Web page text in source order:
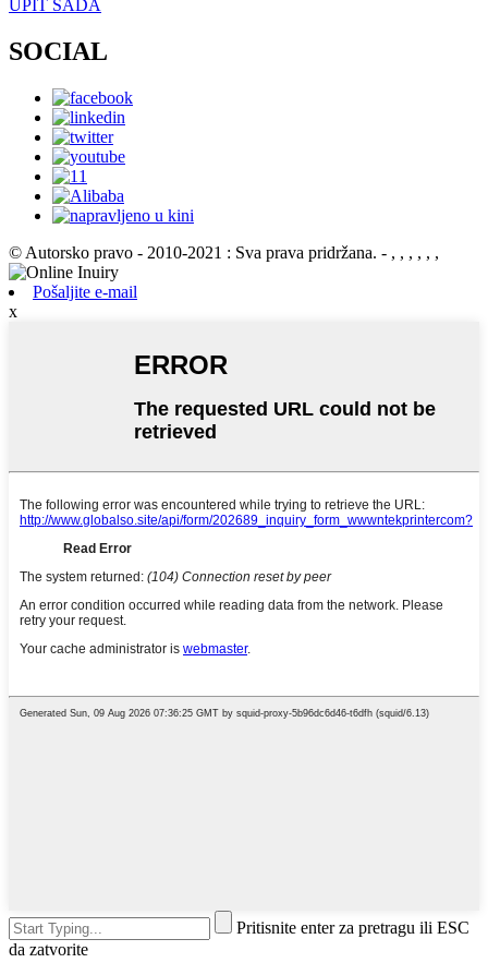
UPIT SADA
SOCIAL
© Autorsko pravo - 2010-2021 : Sva prava pridržana. - , , , , , ,
Pošaljite e-mail
x
Pritisnite enter za pretragu ili ESC
da zatvorite